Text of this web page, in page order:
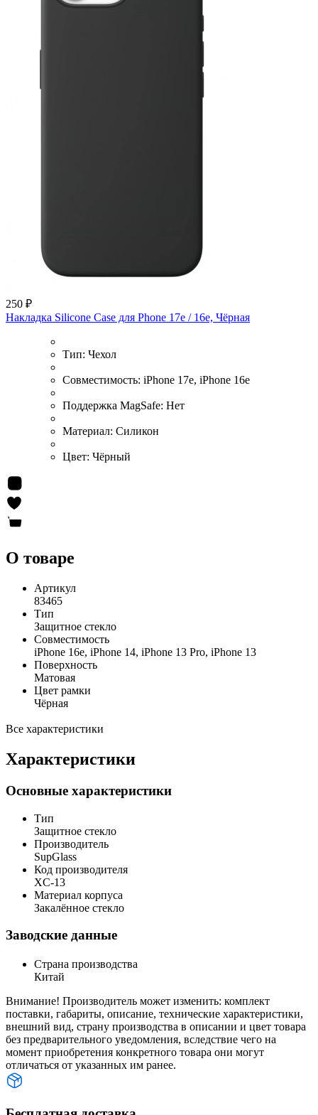
250 ₽
Накладка Silicone Case для Phone 17e / 16e, Чёрная
Тип: Чехол
Совместимость: iPhone 17e, iPhone 16e
Поддержка MagSafe: Нет
Материал: Силикон
Цвет: Чёрный
О товаре
Артикул
83465
Тип
Защитное стекло
Совместимость
iPhone 16e, iPhone 14, iPhone 13 Pro, iPhone 13
Поверхность
Матовая
Цвет рамки
Чёрная
Все характеристики
Характеристики
Основные характеристики
Тип
Защитное стекло
Производитель
SupGlass
Код производителя
XC-13
Материал корпуса
Закалённое стекло
Заводские данные
Страна производства
Китай
Внимание! Производитель может изменить: комплект
поставки, габариты, описание, технические характеристики,
внешний вид, страну производства в описании и цвет товара
без предварительного уведомления, вследствие чего на
момент приобретения конкретного товара они могут
отличаться от указанных им ранее.